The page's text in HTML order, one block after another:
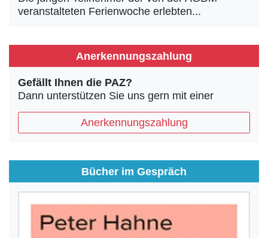
veranstalteten Ferienwoche erlebten...
Anerkennungszahlung
Gefällt Ihnen die PAZ?
Dann unterstützen Sie uns gern mit einer
Anerkennungszahlung
Bücher im Gespräch